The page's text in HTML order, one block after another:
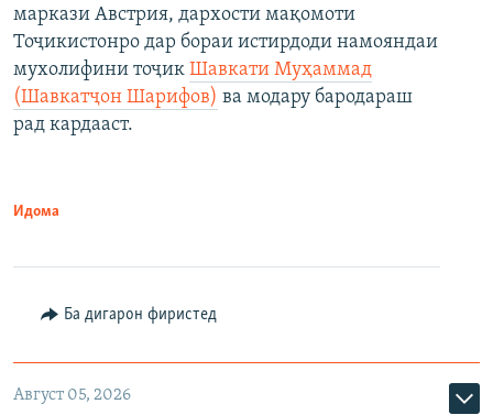
маркази Австрия, дархости мақомоти
Тоҷикистонро дар бораи истирдоди намояндаи
мухолифини тоҷик Шавкати Муҳаммад
(Шавкатҷон Шарифов) ва модару бародараш
рад кардааст.
Идома
Ба дигарон фиристед
Август 05, 2026